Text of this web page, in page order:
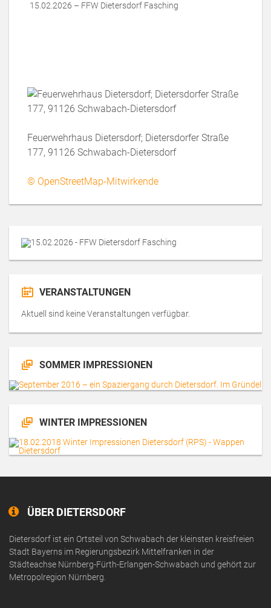
15.02.2026 – FFW Dietersdorf Fasching
Feuerwehrhaus Dietersdorf; Dietersdorfer Straße
177, 91126 Schwabach-Dietersdorf
© OpenStreetMap-Mitwirkende
VERANSTALTUNGEN
Aktuell sind keine Veranstaltungen verfügbar.
SOMMER IMPRESSIONEN
WINTER IMPRESSIONEN
ÜBER DIETERSDORF
Dietersdorf ist ein Ortsteil von Schwabach der kleinsten kreisfreien
Stadt Bayerns im Regierungsbezirk Mittelfranken in der
Städteachse Nürnberg-Fürth-Erlangen-Schwabach und gehört zur
Metropolregion Nürnberg.